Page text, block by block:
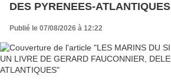
DES PYRENEES-ATLANTIQUES
Publié le 07/08/2026 à 12:22